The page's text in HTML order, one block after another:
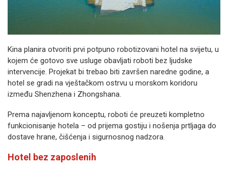
Kina planira otvoriti prvi potpuno robotizovani hotel na svijetu, u
kojem će gotovo sve usluge obavljati roboti bez ljudske
intervencije. Projekat bi trebao biti završen naredne godine, a
hotel se gradi na vještačkom ostrvu u morskom koridoru
između Shenzhena i Zhongshana.
Prema najavljenom konceptu, roboti će preuzeti kompletno
funkcionisanje hotela – od prijema gostiju i nošenja prtljaga do
dostave hrane, čišćenja i sigurnosnog nadzora.
Hotel bez zaposlenih